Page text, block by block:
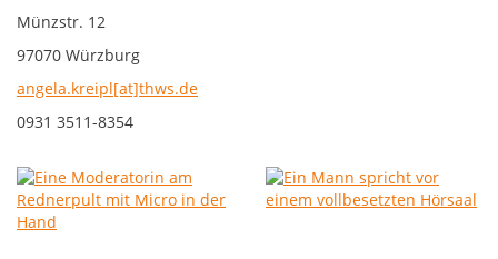
Münzstr. 12
97070 Würzburg
angela.kreipl[at]thws.de
0931 3511-8354